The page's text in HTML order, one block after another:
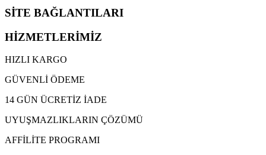
SİTE BAĞLANTILARI
HİZMETLERİMİZ
HIZLI KARGO
GÜVENLİ ÖDEME
14 GÜN ÜCRETİZ İADE
UYUŞMAZLIKLARIN ÇÖZÜMÜ
AFFİLİTE PROGRAMI